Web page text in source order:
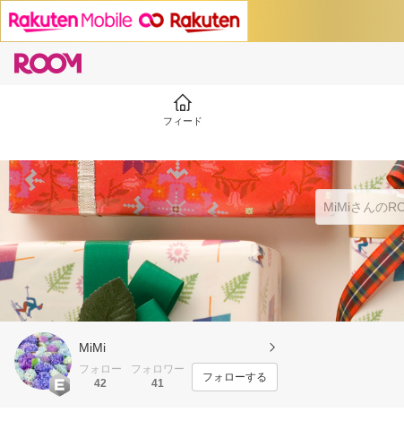
フィード
MiMi
フォロー
42
フォロワー
41
フォローする